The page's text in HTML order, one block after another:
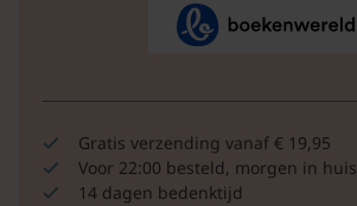
Gratis verzending vanaf € 19,95
Voor 22:00 besteld, morgen in huis
14 dagen bedenktijd